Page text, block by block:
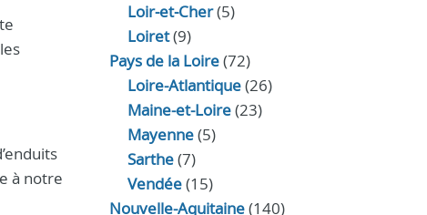
à notre
Loir‑et‑Cher(5)
Loiret(9)
Pays de la Loire(72)
Loire-Atlantique(26)
Maine-et-Loire(23)
Mayenne(5)
Sarthe(7)
Vendée(15)
Nouvelle-Aquitaine(140)